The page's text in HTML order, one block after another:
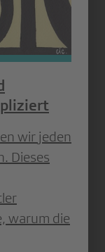
wir jeden
Dieses
warum die